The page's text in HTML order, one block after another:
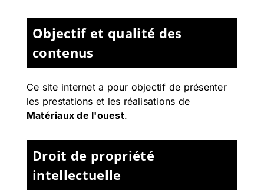
Objectif et qualité des
contenus
Ce site internet a pour objectif de présenter
les prestations et les réalisations de
Matériaux de l'ouest.
Droit de propriété
intellectuelle